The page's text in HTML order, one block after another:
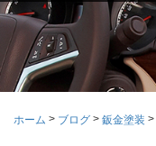
ホーム > ブログ > 鈑金塗装 >